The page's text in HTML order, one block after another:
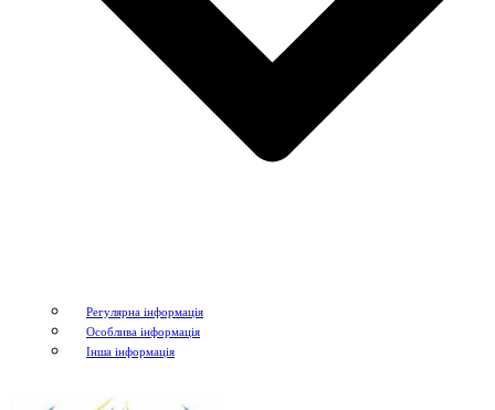
Регулярна інформація
Особлива інформація
Інша інформація